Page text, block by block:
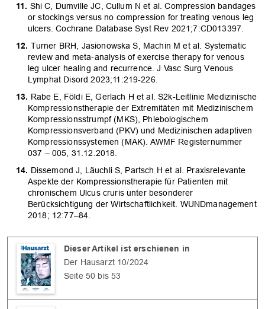
Shi C, Dumville JC, Cullum N et al. Compression bandages
or stockings versus no compression for treating venous leg
ulcers. Cochrane Database Syst Rev 2021;7:CD013397.
Turner BRH, Jasionowska S, Machin M et al. Systematic
review and meta-analysis of exercise therapy for venous
leg ulcer healing and recurrence. J Vasc Surg Venous
Lymphat Disord 2023;11:219-226.
Rabe E, Földi E, Gerlach H et al. S2k-Leitlinie Medizinische
Kompressionstherapie der Extremitäten mit Medizinischem
Kompressionsstrumpf (MKS), Phlebologischem
Kompressionsverband (PKV) und Medizinischen adaptiven
Kompressionssystemen (MAK). AWMF Registernummer
037 – 005, 31.12.2018.
Dissemond J, Läuchli S, Partsch H et al. Praxisrelevante
Aspekte der Kompressionstherapie für Patienten mit
chronischem Ulcus cruris unter besonderer
Berücksichtigung der Wirtschaftlichkeit. WUNDmanagement
2018; 12:77–84.
Dieser Artikel ist erschienen in
Der Hausarzt 10/2024
Seite 50 bis 53